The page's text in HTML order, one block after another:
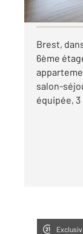
Visiter le
Brest,
6ème
salon-
équipée, 3